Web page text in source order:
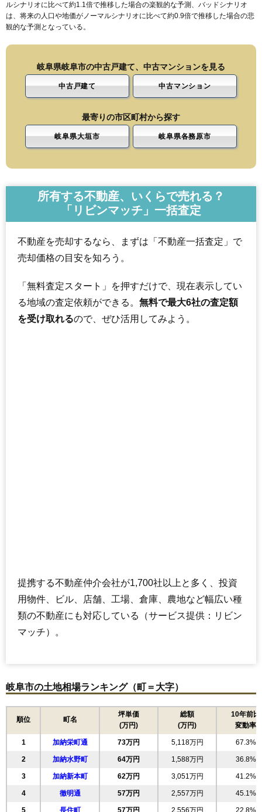
ルシナリオに比べて約1.1倍で推移した場合の楽観的な予測、バッドシナリオ
は、将来の人口や地価がノーマルシナリオに比べて約0.9倍で推移した場合の悲
観的な予測となっている。
岐阜県岐阜市の中古戸建て、中古マンションを見る
中古戸建て 中古マンション
最寄りの市区町村から探す
岐阜県大垣市 岐阜県各務原市
所有する不動産、いくらで売れる？
「リビンマッチ」一括査定
不動産を売却するなら、まずは「不動産一括査定」で
売却価格の目安を知ろう。
「無料査定スタート」を押すだけで、現在表示してい
る地域の査定依頼ができる。 無料で最大6社の査定額
を受け取れるので、ぜひ活用してみよう。
提携する不動産仲介会社が1,700社以上と多く、投資
用物件、ビル、店舗、工場、倉庫、農地など幅広い種
類の不動産にも対応している（サービス提供：リビン
マッチ）。
岐阜市の土地相場ランキング（町＝大字）
順位 町名
坪単価
(万円)
総額
(万円)
10年前比
変動率
1 加納栄町通 73万円 5,118万円 67.3%
2 加納水野町 64万円 1,588万円 36.8%
3 加納新本町 62万円 3,051万円 41.2%
4 徹明通 57万円 2,557万円 45.1%